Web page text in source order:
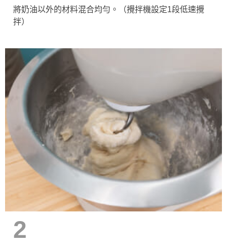
將奶油以外的材料混合均勻。（攪拌機設定1段低速攪
拌）
2